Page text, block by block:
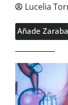
Lucelia
Añade